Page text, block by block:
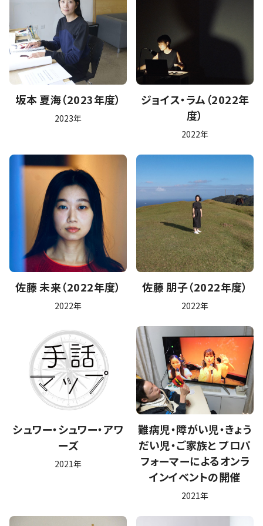
坂本 夏海（2023年度）
2023年
ジョイス・ラム（2022年
度）
2022年
佐藤 未来（2022年度）
2022年
佐藤 朋子（2022年度）
2022年
シュワー・シュワー・アワ
ーズ
2021年
難病児・障がい児・きょう
だい児・ご家族と プロパ
フォーマーによるオンラ
インイベントの開催
2021年